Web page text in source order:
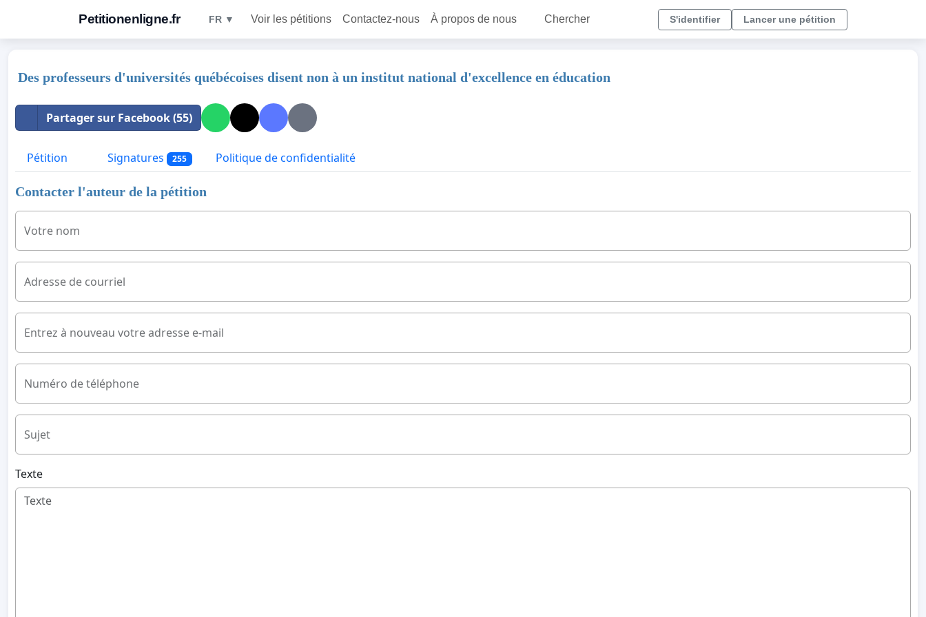
Petitionenligne.fr FR ▼ Voir les pétitions Contactez-nous À propos de nous Chercher S'identifier Lancer une pétition
Des professeurs d'universités québécoises disent non à un institut national d'excellence en éducation
Partager sur Facebook (55)
Pétition Signatures 255 Politique de confidentialité
Contacter l'auteur de la pétition
Votre nom
Adresse de courriel
Entrez à nouveau votre adresse e-mail
Numéro de téléphone
Sujet
Texte